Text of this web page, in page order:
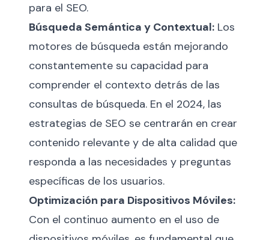
para el SEO.
Búsqueda Semántica y Contextual: Los
motores de búsqueda están mejorando
constantemente su capacidad para
comprender el contexto detrás de las
consultas de búsqueda. En el 2024, las
estrategias de SEO se centrarán en crear
contenido relevante y de alta calidad que
responda a las necesidades y preguntas
específicas de los usuarios.
Optimización para Dispositivos Móviles:
Con el continuo aumento en el uso de